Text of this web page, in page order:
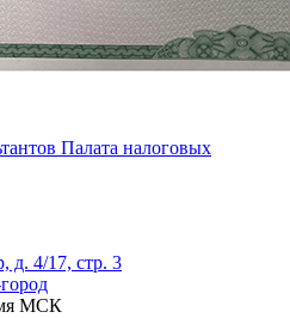
Палата налоговых
д. 4/17, стр. 3
МСК